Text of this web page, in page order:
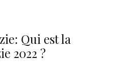
Qui est la
2022 ?